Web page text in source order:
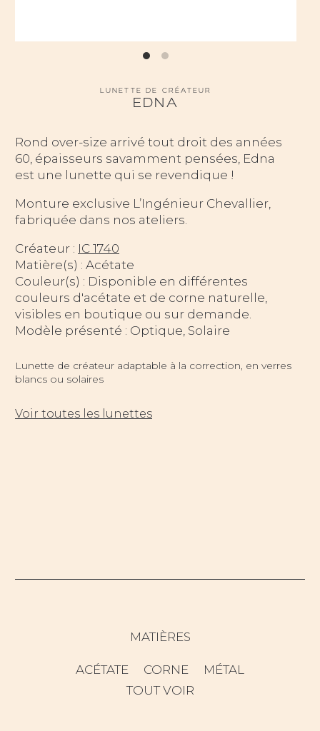
LUNETTE DE CRÉATEUR
EDNA
Rond over-size arrivé tout droit des années
60, épaisseurs savamment pensées, Edna
est une lunette qui se revendique !
Monture exclusive L’Ingénieur Chevallier,
fabriquée dans nos ateliers.
Créateur : IC 1740
Matière(s) : Acétate
Couleur(s) : Disponible en différentes
couleurs d'acétate et de corne naturelle,
visibles en boutique ou sur demande.
Modèle présenté : Optique, Solaire
Lunette de créateur adaptable à la correction, en verres
blancs ou solaires
Voir toutes les lunettes
MATIÈRES
ACÉTATE CORNE
MÉTAL
TOUT VOIR